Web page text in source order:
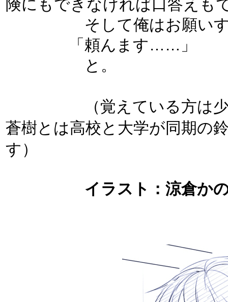
険にもできなければ口答えも
そして俺はお願いす
「頼んます……」
と。
（覚えている方は少な
蒼樹とは高校と大学が同期の
す）
イラスト：涼倉か